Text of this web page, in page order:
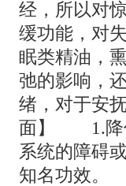
经，所以对
缓功能，对
眠类精油，
弛的影响，
绪，对于安
面】 1.降低
系统的障碍
知名功效。